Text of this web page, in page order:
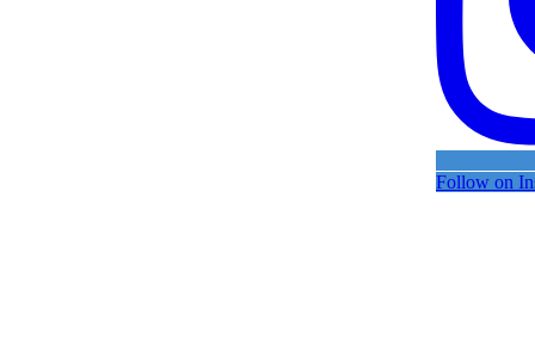
Follow on